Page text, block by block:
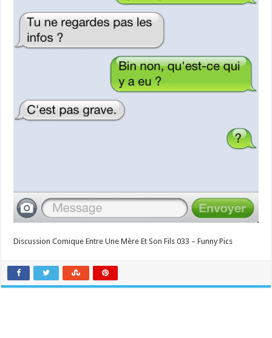
Discussion Comique Entre Une Mère Et Son Fils 033 – Funny Pics